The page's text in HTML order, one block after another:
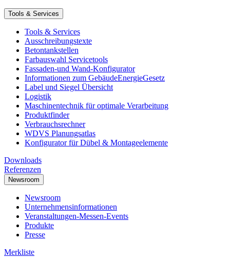
Tools & Services
Tools & Services
Ausschreibungstexte
Betontankstellen
Farbauswahl Servicetools
Fassaden-und Wand-Konfigurator
Informationen zum GebäudeEnergieGesetz
Label und Siegel Übersicht
Logistik
Maschinentechnik für optimale Verarbeitung
Produktfinder
Verbrauchsrechner
WDVS Planungsatlas
Konfigurator für Dübel & Montageelemente
Downloads
Referenzen
Newsroom
Newsroom
Unternehmensinformationen
Veranstaltungen-Messen-Events
Produkte
Presse
Merkliste